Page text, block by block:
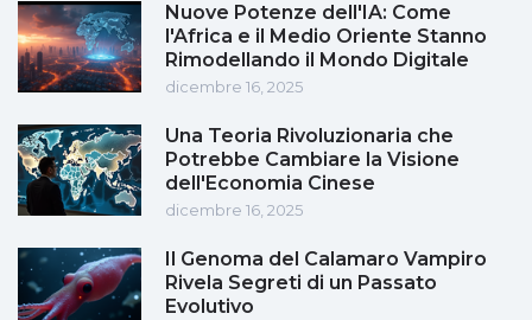
Nuove Potenze dell'IA: Come
l'Africa e il Medio Oriente Stanno
Rimodellando il Mondo Digitale
dicembre 16, 2025
Una Teoria Rivoluzionaria che
Potrebbe Cambiare la Visione
dell'Economia Cinese
dicembre 16, 2025
Il Genoma del Calamaro Vampiro
Rivela Segreti di un Passato
Evolutivo